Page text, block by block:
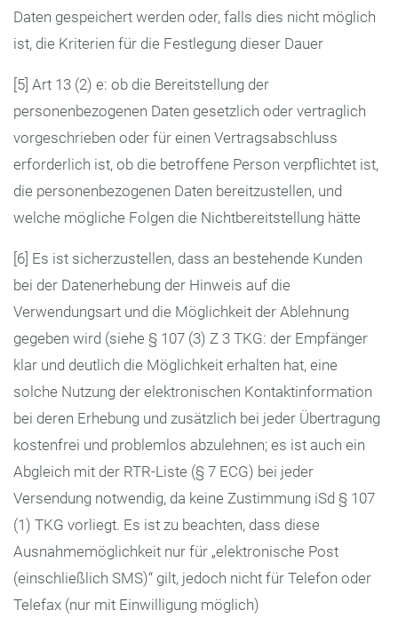
Daten gespeichert werden oder, falls dies nicht möglich
ist, die Kriterien für die Festlegung dieser Dauer
[5] Art 13 (2) e: ob die Bereitstellung der
personenbezogenen Daten gesetzlich oder vertraglich
vorgeschrieben oder für einen Vertragsabschluss
erforderlich ist, ob die betroffene Person verpflichtet ist,
die personenbezogenen Daten bereitzustellen, und
welche mögliche Folgen die Nichtbereitstellung hätte
[6] Es ist sicherzustellen, dass an bestehende Kunden
bei der Datenerhebung der Hinweis auf die
Verwendungsart und die Möglichkeit der Ablehnung
gegeben wird (siehe § 107 (3) Z 3 TKG: der Empfänger
klar und deutlich die Möglichkeit erhalten hat, eine
solche Nutzung der elektronischen Kontaktinformation
bei deren Erhebung und zusätzlich bei jeder Übertragung
kostenfrei und problemlos abzulehnen; es ist auch ein
Abgleich mit der RTR-Liste (§ 7 ECG) bei jeder
Versendung notwendig, da keine Zustimmung iSd § 107
(1) TKG vorliegt. Es ist zu beachten, dass diese
Ausnahmemöglichkeit nur für „elektronische Post
(einschließlich SMS)“ gilt, jedoch nicht für Telefon oder
Telefax (nur mit Einwilligung möglich)